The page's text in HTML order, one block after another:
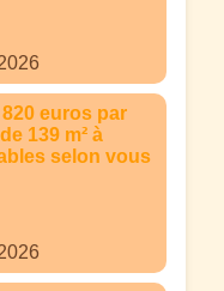
euros par
139 m² à
selon vous